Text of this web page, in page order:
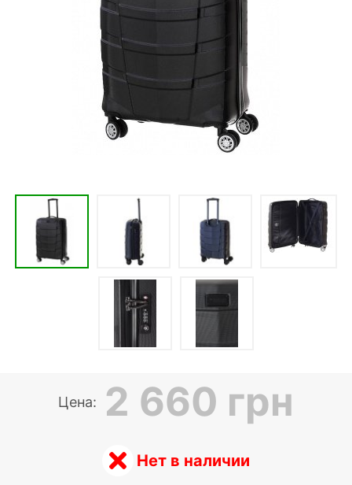
Цена: 2 660 грн
Нет в наличии